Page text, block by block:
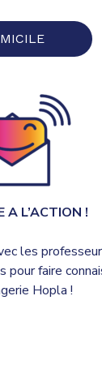
A L’ACTION !
les
faire
Hopla !